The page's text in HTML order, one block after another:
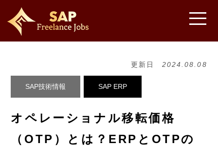
SAP技術情報 SAP ERP
更新日 2024.08.08
オペレーショナル移転価格
（OTP）とは？ERPとOTPの